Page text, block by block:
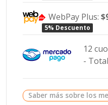
WebPay Plus:
5% Descuento
12
-
Saber más sobre los